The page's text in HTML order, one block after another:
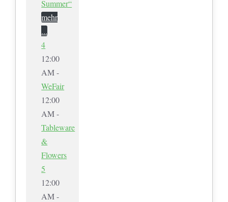
Summer“
mehr
...
4
12:00
AM -
WeFair
12:00
AM -
Tableware
&
Flowers
5
12:00
AM -